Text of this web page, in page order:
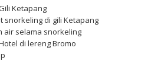
Ketapang
snorkeling di gili Ketapang
air selama snorkeling
di lereng Bromo